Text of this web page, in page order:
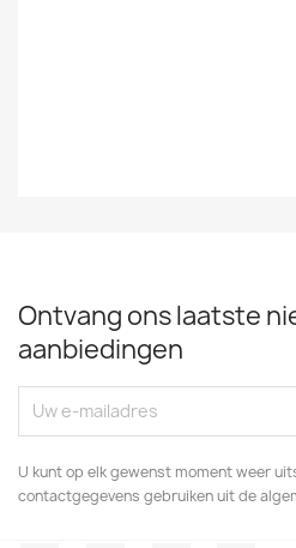
Ontvang ons laatste
aanbiedingen
U kunt op elk gewenst moment weer
contactgegevens gebruiken uit de